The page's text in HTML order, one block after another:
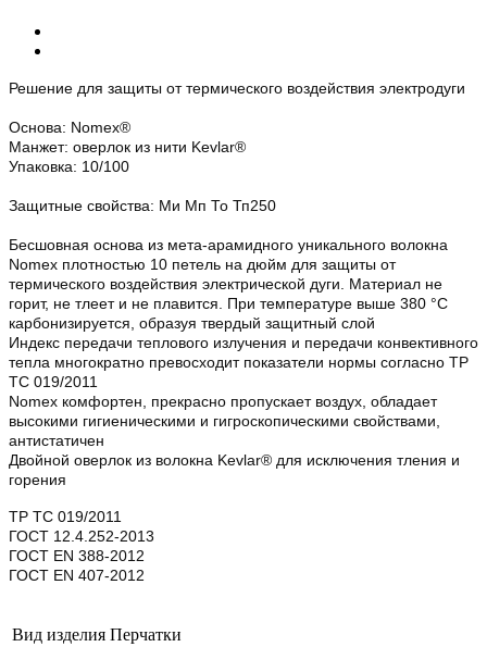
Решение для защиты от термического воздействия электродуги
Основа: Nomex®
Манжет: оверлок из нити Kevlar®
Упаковка: 10/100
Защитные свойства: Ми Мп То Тп250
Бесшовная основа из мета-арамидного уникального волокна
Nomex плотностью 10 петель на дюйм для защиты от
термического воздействия электрической дуги. Материал не
горит, не тлеет и не плавится. При температуре выше 380 °С
карбонизируется, образуя твердый защитный слой
Индекс передачи теплового излучения и передачи конвективного
тепла многократно превосходит показатели нормы согласно ТР
ТС 019/2011
Nomex комфортен, прекрасно пропускает воздух, обладает
высокими гигиеническими и гигроскопическими свойствами,
антистатичен
Двойной оверлок из волокна Kevlar® для исключения тления и
горения
ТР ТС 019/2011
ГОСТ 12.4.252-2013
ГОСТ ЕN 388-2012
ГОСТ ЕN 407-2012
Вид изделия Перчатки